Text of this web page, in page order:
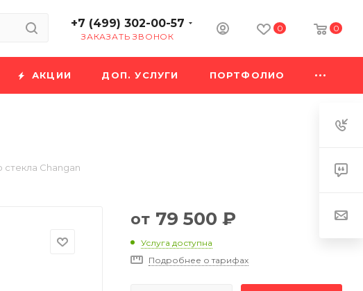
+7 (499) 302-00-57
ЗАКАЗАТЬ ЗВОНОК
0 0
АКЦИИ ДОП. УСЛУГИ ПОРТФОЛИО
Changan
от 79 500 ₽
Услуга доступна
Подробнее о тарифах